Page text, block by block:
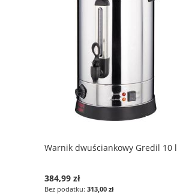
Warnik dwuściankowy Gredil 10 l
384,99 zł
313,00 zł